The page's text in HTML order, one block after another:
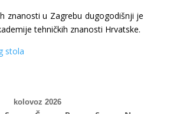
znanosti u Zagrebu dugogodišnji je
tehničkih znanosti Hrvatske.
stola
kolovoz 2026